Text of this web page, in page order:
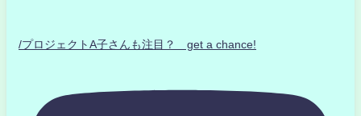
/プロジェクトA子さんも注目？ get a chance!